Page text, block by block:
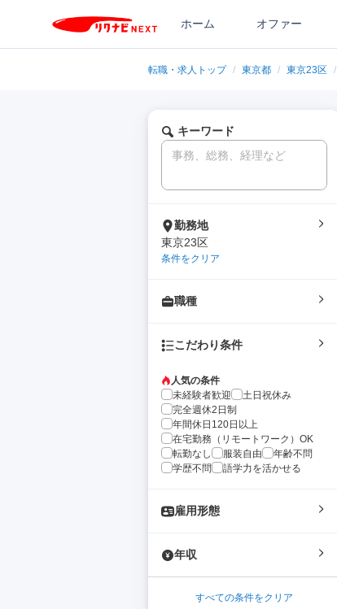
ホーム オファー
転職・求人トップ / 東京都 / 東京23区 /
キーワード
勤務地
東京23区
条件をクリア
職種
こだわり条件
人気の条件
未経験者歓迎
土日祝休み
完全週休2日制
年間休日120日以上
在宅勤務（リモートワーク）OK
転勤なし
服装自由
年齢不問
学歴不問
語学力を活かせる
雇用形態
年収
すべての条件をクリア